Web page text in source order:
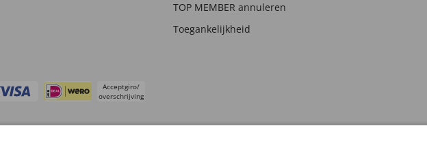
TOP MEMBER annuleren
Toegankelijkheid
Acceptgiro/
overschrijving